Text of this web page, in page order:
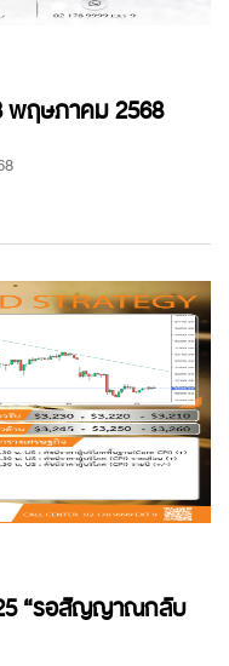
พฤษภาคม 2568
“รอสัญญาณกลับ